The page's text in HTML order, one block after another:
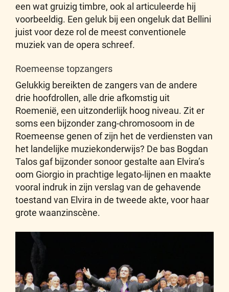
een wat gruizig timbre, ook al articuleerde hij
voorbeeldig. Een geluk bij een ongeluk dat Bellini
juist voor deze rol de meest conventionele
muziek van de opera schreef.
Roemeense topzangers
Gelukkig bereikten de zangers van de andere
drie hoofdrollen, alle drie afkomstig uit
Roemenië, een uitzonderlijk hoog niveau. Zit er
soms een bijzonder zang-chromosoom in de
Roemeense genen of zijn het de verdiensten van
het landelijke muziekonderwijs? De bas Bogdan
Talos gaf bijzonder sonoor gestalte aan Elvira’s
oom Giorgio in prachtige legato-lijnen en maakte
vooral indruk in zijn verslag van de gehavende
toestand van Elvira in de tweede akte, voor haar
grote waanzinscène.